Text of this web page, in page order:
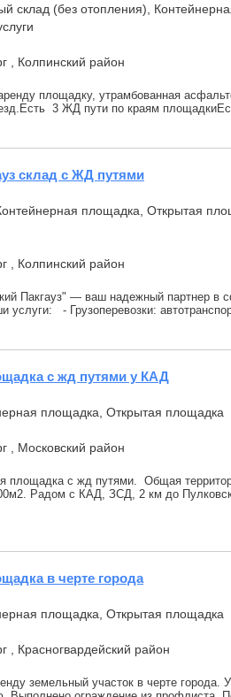
склад (без отопления),
, Колпинский район
площадку, утрамбованная
3 ЖД пути по краям
склад с ЖД путями
площадка, Открытая
, Колпинский район
Пакгауз" — ваш надежный партнер в
- Грузоперевозки:
с жд путями у КАД
площадка, Открытая площадка
, Московский район
площадка с жд путями. Общая
Радом с КАД, ЗСД, 2 км до
в черте города
площадка, Открытая площадка
, Красногвардейский район
земельный участок в черте города.